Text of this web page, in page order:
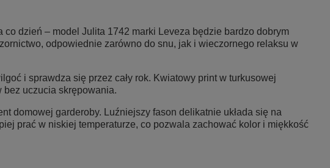
dzień – model Julita 1742 marki Leveza będzie bardzo dobrym
odpowiednie zarówno do snu, jak i wieczornego relaksu w
i sprawdza się przez cały rok. Kwiatowy print w turkusowej
uczucia skrępowania.
domowej garderoby. Luźniejszy fason delikatnie układa się na
prać w niskiej temperaturze, co pozwala zachować kolor i miękkość